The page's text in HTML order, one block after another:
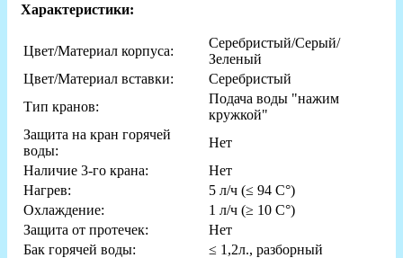
Характеристики:
Цвет/Материал корпуса:
Серебристый/Серый/
Зеленый
Цвет/Материал вставки:
Серебристый
Тип кранов:
Подача воды "нажим
кружкой"
Защита на кран горячей
воды:
Нет
Наличие 3-го крана:
Нет
Нагрев:
5 л/ч (≤ 94 C°)
Охлаждение:
1 л/ч (≥ 10 C°)
Защита от протечек:
Нет
Бак горячей воды:
≤ 1,2л., разборный